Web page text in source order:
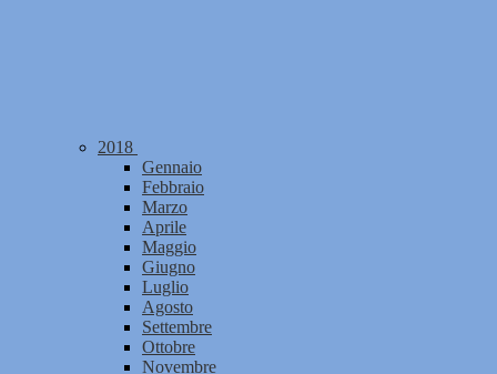
2018
Gennaio
Febbraio
Marzo
Aprile
Maggio
Giugno
Luglio
Agosto
Settembre
Ottobre
Novembre